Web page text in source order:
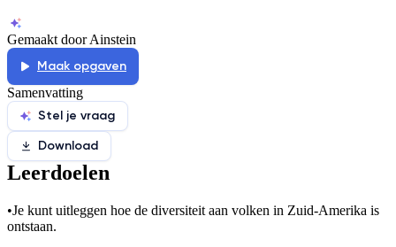
Gemaakt door Ainstein
Maak opgaven
Samenvatting
Stel je vraag
Download
Leerdoelen
•Je kunt uitleggen hoe de diversiteit aan volken in Zuid-Amerika is
ontstaan.